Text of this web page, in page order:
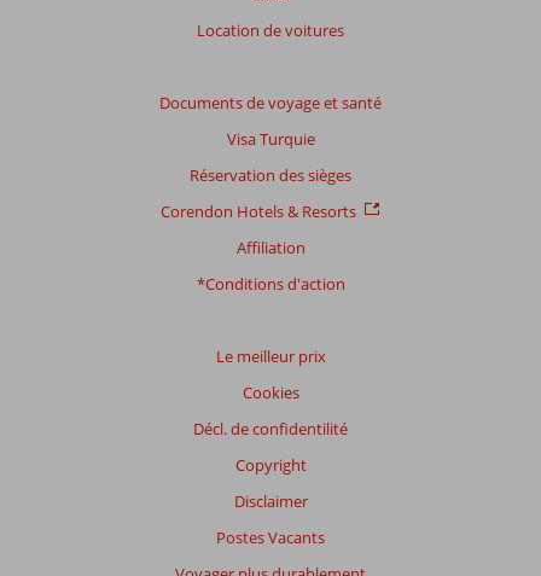
Location de voitures
Documents de voyage et santé
Visa Turquie
Réservation des sièges
Corendon Hotels & Resorts
Affiliation
*Conditions d'action
Le meilleur prix
Cookies
Décl. de confidentilité
Copyright
Disclaimer
Postes Vacants